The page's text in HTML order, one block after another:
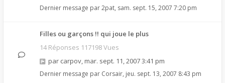
Dernier message par2pat, sam. sept. 15, 2007 7:20 pm
Filles ou garçons !! qui joue le plus
14 Réponses 117198 Vues
par carpov, mar. sept. 11, 2007 3:41 pm
Dernier message par Corsair, jeu. sept. 13, 2007 8:43 pm